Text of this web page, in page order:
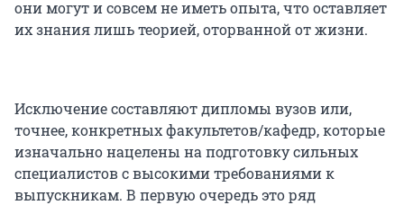
они могут и совсем не иметь опыта, что оставляет
их знания лишь теорией, оторванной от жизни.
Исключение составляют дипломы вузов или,
точнее, конкретных факультетов/кафедр, которые
изначально нацелены на подготовку сильных
специалистов с высокими требованиями к
выпускникам. В первую очередь это ряд